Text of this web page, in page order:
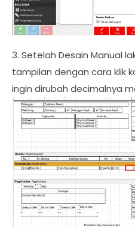
3. Setelah Desain Manual
tampilan dengan cara klik
ingin dirubah decimalnya